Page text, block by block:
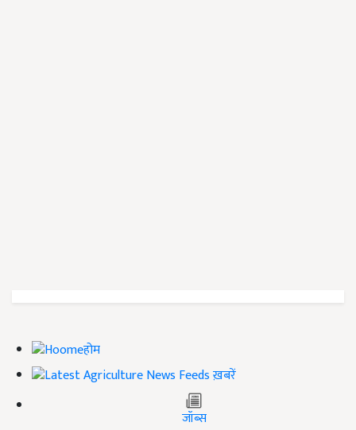
होम
ख़बरें
जॉब्स